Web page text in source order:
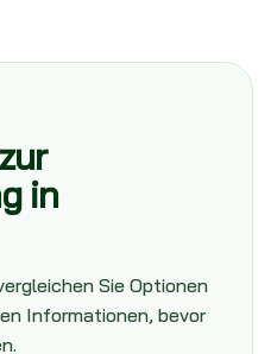
in
Sie Optionen
Informationen, bevor